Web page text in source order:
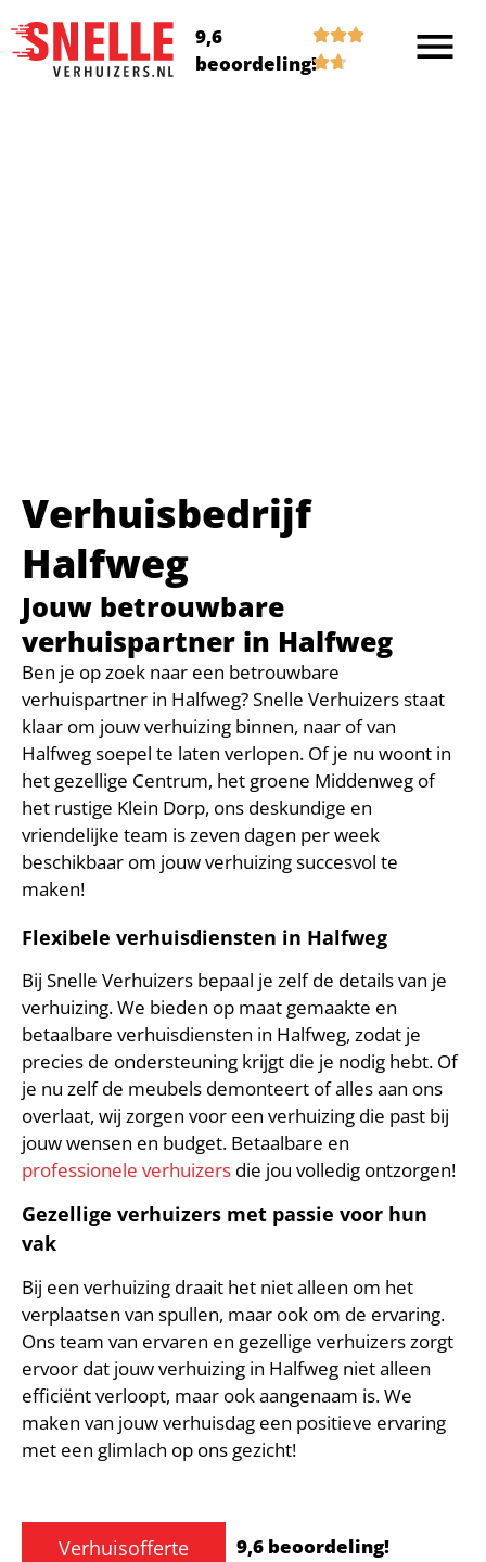
9,6
beoordeling!
Verhuisbedrijf
Halfweg
Jouw betrouwbare
verhuispartner in Halfweg
Ben je op zoek naar een betrouwbare
verhuispartner in Halfweg? Snelle Verhuizers staat
klaar om jouw verhuizing binnen, naar of van
Halfweg soepel te laten verlopen. Of je nu woont in
het gezellige Centrum, het groene Middenweg of
het rustige Klein Dorp, ons deskundige en
vriendelijke team is zeven dagen per week
beschikbaar om jouw verhuizing succesvol te
maken!
Flexibele verhuisdiensten in Halfweg
Bij Snelle Verhuizers bepaal je zelf de details van je
verhuizing. We bieden op maat gemaakte en
betaalbare verhuisdiensten in Halfweg, zodat je
precies de ondersteuning krijgt die je nodig hebt. Of
je nu zelf de meubels demonteert of alles aan ons
overlaat, wij zorgen voor een verhuizing die past bij
jouw wensen en budget. Betaalbare en
professionele verhuizers die jou volledig ontzorgen!
Gezellige verhuizers met passie voor hun
vak
Bij een verhuizing draait het niet alleen om het
verplaatsen van spullen, maar ook om de ervaring.
Ons team van ervaren en gezellige verhuizers zorgt
ervoor dat jouw verhuizing in Halfweg niet alleen
efficiënt verloopt, maar ook aangenaam is. We
maken van jouw verhuisdag een positieve ervaring
met een glimlach op ons gezicht!
Verhuisofferte 9,6 beoordeling!